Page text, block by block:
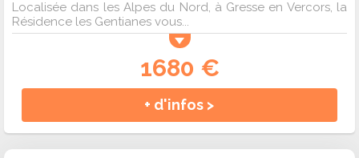
Localisée dans les Alpes du Nord, à Gresse en Vercors, la
Résidence les Gentianes vous...
1680 €
+ d'infos >